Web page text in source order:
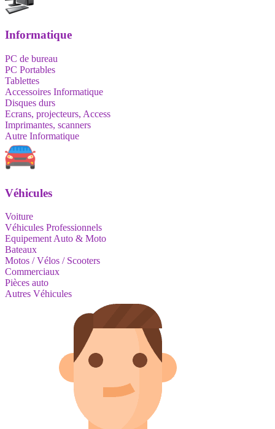
Informatique
PC de bureau
PC Portables
Tablettes
Accessoires Informatique
Disques durs
Ecrans, projecteurs, Access
Imprimantes, scanners
Autre Informatique
Véhicules
Voiture
Véhicules Professionnels
Equipement Auto & Moto
Bateaux
Motos / Vélos / Scooters
Commerciaux
Pièces auto
Autres Véhicules